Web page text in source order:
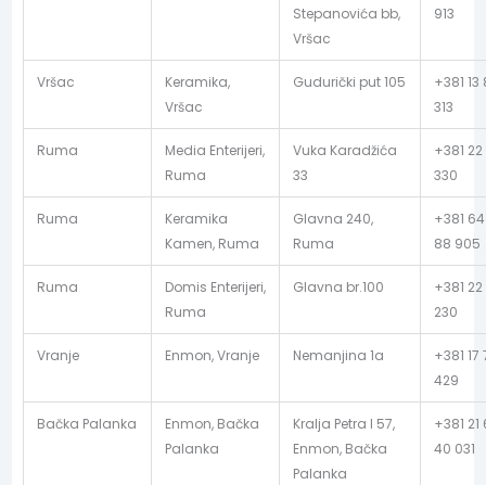
Stepanovića bb,
Vršac
913
Vršac
Keramika,
Vršac
Gudurički put 105
+381 13
313
Ruma
Media Enterijeri,
Ruma
Vuka Karadžića
33
+381
330
Ruma
Keramika
Kamen, Ruma
Glavna 240,
Ruma
+381
88 905
Ruma
Domis Enterijeri,
Ruma
Glavna br.100
+381
230
Vranje Enmon, Vranje Nemanjina 1a
+381 17
429
Bačka Palanka
Enmon, Bačka
Palanka
Kralja Petra I 57,
Enmon, Bačka
Palanka
+381 21
40 031